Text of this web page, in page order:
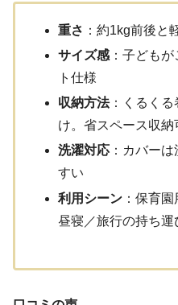
重さ ：約1kg前後と
サイズ感 ：子ども
ト仕様
収納方法：くるくる
け。省スペース収納
洗濯対応 ：カバー
すい
利用シーン ：保育
昼寝／旅行の持ち運